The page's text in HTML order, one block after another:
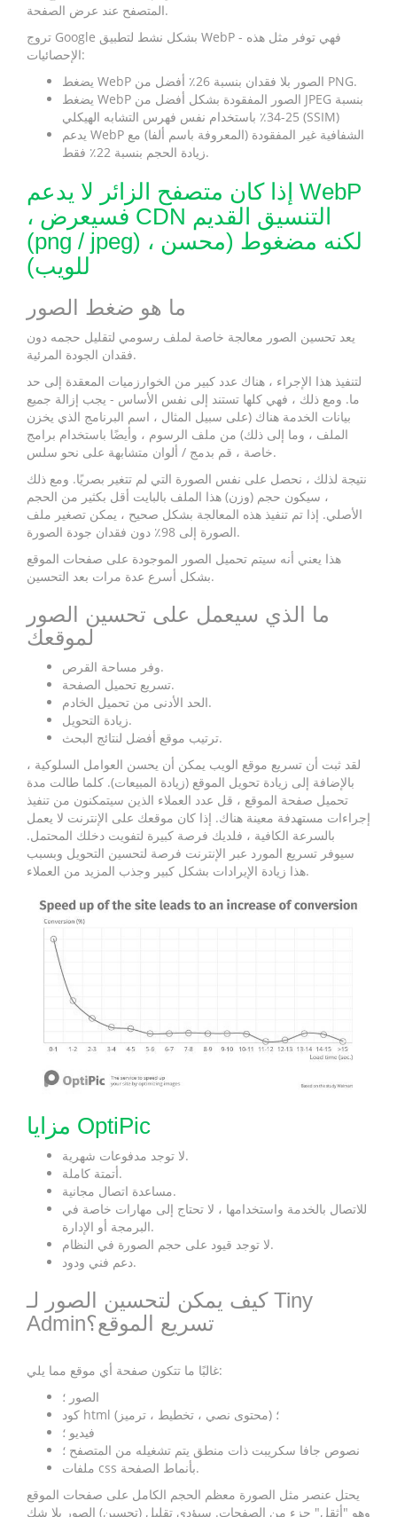
المتصفح عند عرض الصفحة.
تروج Google بشكل نشط لتطبيق WebP - فهي توفر مثل هذه
الإحصائيات:
يضغط WebP الصور بلا فقدان بنسبة 26٪ أفضل من PNG.
يضغط WebP الصور المفقودة بشكل أفضل من JPEG بنسبة
25-34٪ باستخدام نفس فهرس التشابه الهيكلي (SSIM)
يدعم WebP الشفافية غير المفقودة (المعروفة باسم ألفا) مع
زيادة الحجم بنسبة 22٪ فقط.
إذا كان متصفح الزائر لا يدعم WebP
، فسيعرض CDN التنسيق القديم
(png / jpeg) ، لكنه مضغوط (محسن
للويب)
ما هو ضغط الصور
يعد تحسين الصور معالجة خاصة لملف رسومي لتقليل حجمه دون
فقدان الجودة المرئية.
لتنفيذ هذا الإجراء ، هناك عدد كبير من الخوارزميات المعقدة إلى حد
ما. ومع ذلك ، فهي كلها تستند إلى نفس الأساس - يجب إزالة جميع
بيانات الخدمة هناك (على سبيل المثال ، اسم البرنامج الذي يخزن
الملف ، وما إلى ذلك) من ملف الرسوم ، وأيضًا باستخدام برامج
خاصة ، قم بدمج / ألوان متشابهة على نحو سلس.
نتيجة لذلك ، نحصل على نفس الصورة التي لم تتغير بصريًا. ومع ذلك
، سيكون حجم (وزن) هذا الملف بالبايت أقل بكثير من الحجم
الأصلي. إذا تم تنفيذ هذه المعالجة بشكل صحيح ، يمكن تصغير ملف
الصورة إلى 98٪ دون فقدان جودة الصورة.
هذا يعني أنه سيتم تحميل الصور الموجودة على صفحات الموقع
بشكل أسرع عدة مرات بعد التحسين.
ما الذي سيعمل على تحسين الصور
لموقعك
وفر مساحة القرص.
تسريع تحميل الصفحة.
الحد الأدنى من تحميل الخادم.
زيادة التحويل.
ترتيب موقع أفضل لنتائج البحث.
لقد ثبت أن تسريع موقع الويب يمكن أن يحسن العوامل السلوكية ،
بالإضافة إلى زيادة تحويل الموقع (زيادة المبيعات). كلما طالت مدة
تحميل صفحة الموقع ، قل عدد العملاء الذين سيتمكنون من تنفيذ
إجراءات مستهدفة معينة هناك. إذا كان موقعك على الإنترنت لا يعمل
بالسرعة الكافية ، فلديك فرصة كبيرة لتفويت دخلك المحتمل.
سيوفر تسريع المورد عبر الإنترنت فرصة لتحسين التحويل وبسبب
هذا زيادة الإيرادات بشكل كبير وجذب المزيد من العملاء.
مزايا OptiPic
لا توجد مدفوعات شهرية.
أتمتة كاملة.
مساعدة اتصال مجانية.
للاتصال بالخدمة واستخدامها ، لا تحتاج إلى مهارات خاصة في
البرمجة أو الإدارة.
لا توجد قيود على حجم الصورة في النظام.
دعم فني ودود.
كيف يمكن لتحسين الصور لـ Tiny
Adminتسريع الموقع؟
غالبًا ما تتكون صفحة أي موقع مما يلي:
الصور ؛
كود html (محتوى نصي ، تخطيط ، ترميز) ؛
فيديو ؛
نصوص جافا سكريبت ذات منطق يتم تشغيله من المتصفح ؛
ملفات css بأنماط الصفحة.
يحتل عنصر مثل الصورة معظم الحجم الكامل على صفحات الموقع
وهو "أثقل" جزء من الصفحات. سيؤدي تقليل (تحسين) الصور بلا شك